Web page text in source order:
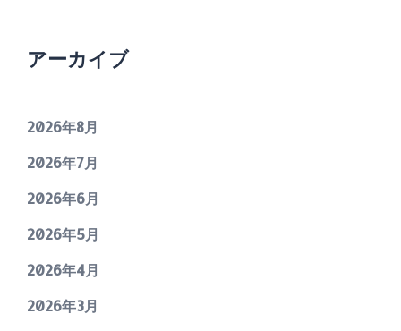
アーカイブ
2026年8月
2026年7月
2026年6月
2026年5月
2026年4月
2026年3月